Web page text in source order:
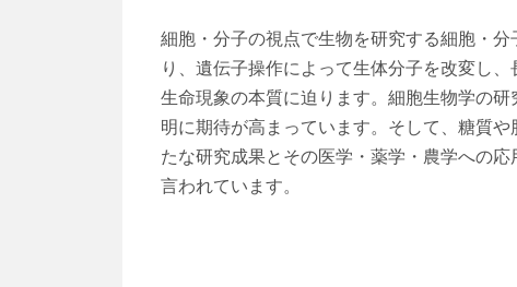
細胞・分子の視点で生物を研究する細胞・
り、遺伝子操作によって生体分子を改変し
生命現象の本質に迫ります。細胞生物学の
明に期待が高まっています。そして、糖質
たな研究成果とその医学・薬学・農学への
言われています。